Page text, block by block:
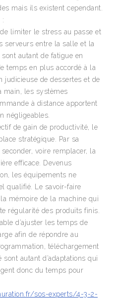
mais ils existent cependant.
:
de limiter le stress au passe et
serveurs entre la salle et la
autant de fatigue en
temps en plus accordé à la
judicieuse de dessertes et de
main, les systèmes
à distance apportent
négligeables.
de gain de productivité, le
stratégique. Par sa
voire remplacer, la
efficace. Devenus
les équipements ne
qualifié. Le savoir-faire
mémoire de la machine qui
régularité des produits finis.
d’ajuster les temps de
afin de répondre au
téléchargement
autant d’adaptations qui
donc du temps pour
sos-experts/4-3-2-